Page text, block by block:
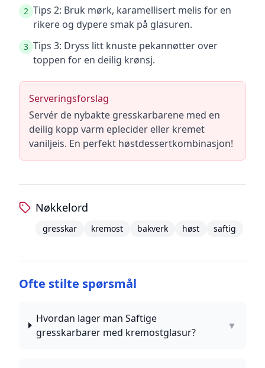
2 Tips 2: Bruk mørk, karamellisert melis for en
rikere og dypere smak på glasuren.
3 Tips 3: Dryss litt knuste pekannøtter over
toppen for en deilig krønsj.
Serveringsforslag
Servér de nybakte gresskarbarene med en
deilig kopp varm eplecider eller kremet
vaniljeis. En perfekt høstdessertkombinasjon!
Nøkkelord
gresskar kremost bakverk høst saftig
Ofte stilte spørsmål
Hvordan lager man Saftige
gresskarbarer med kremostglasur?
▼